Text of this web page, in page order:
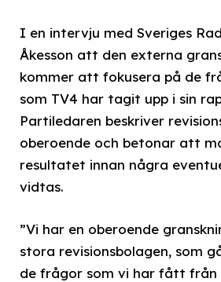
I en intervju med Sveriges
Åkesson att den externa
kommer att fokusera på de
som TV4 har tagit upp i sin
Partiledaren beskriver
oberoende och betonar att
resultatet innan några
vidtas.
”Vi har en oberoende
stora revisionsbolagen, som
de frågor som vi har fått från